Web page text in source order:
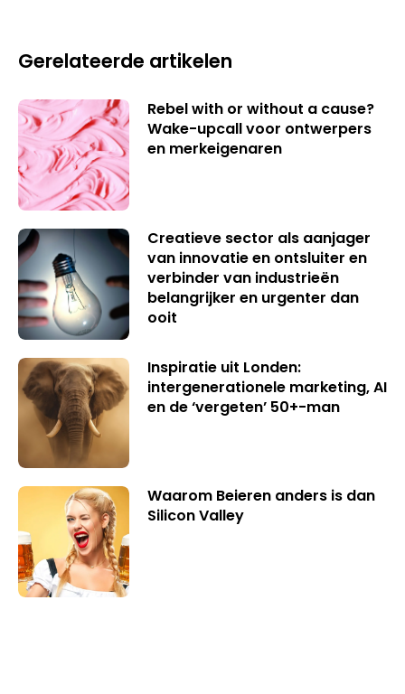
Gerelateerde artikelen
Rebel with or without a cause?
Wake-upcall voor ontwerpers
en merkeigenaren
Creatieve sector als aanjager
van innovatie en ontsluiter en
verbinder van industrieën
belangrijker en urgenter dan
ooit
Inspiratie uit Londen:
intergenerationele marketing, AI
en de ‘vergeten’ 50+-man
Waarom Beieren anders is dan
Silicon Valley